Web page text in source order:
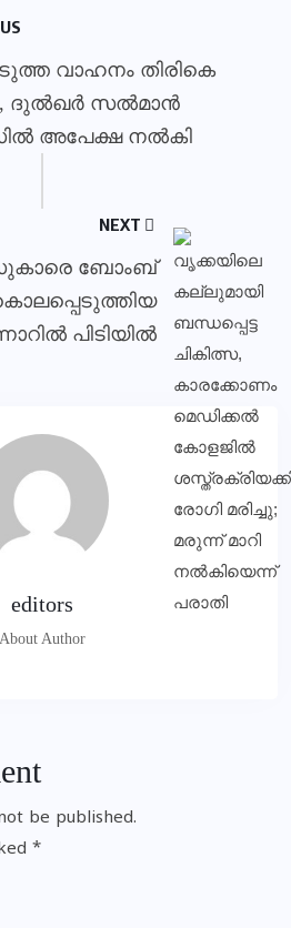
വാഹനം തിരികെ
ദുല്‍ഖര്‍ സല്‍മാന്‍
അപേക്ഷ നല്‍കി
NEXT
ബോംബ്
പിടിയിൽ
editors
About Author
be published.
*